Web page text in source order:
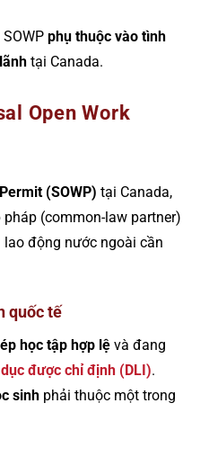
phụ thuộc vào tình
tại Canada.
Open Work
(SOWP) tại Canada,
(common-law partner)
động nước ngoài cần
quốc tế
học tập hợp lệ và đang
được chỉ định (DLI).
sinh phải thuộc một trong